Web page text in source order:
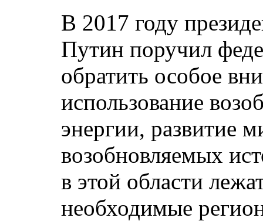
В 2017 году
Путин поручил
обратить особое
использование
энергии, развитие
возобновляемых
в этой области
необходимые